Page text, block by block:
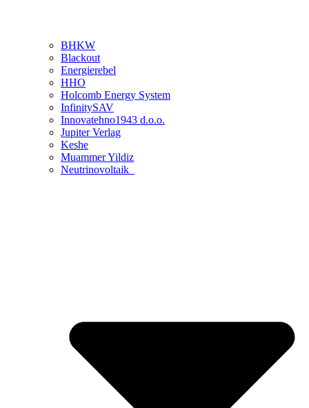
BHKW
Blackout
Energierebel
HHO
Holcomb Energy System
InfinitySAV
Innovatehno1943 d.o.o.
Jupiter Verlag
Keshe
Muammer Yildiz
Neutrinovoltaik